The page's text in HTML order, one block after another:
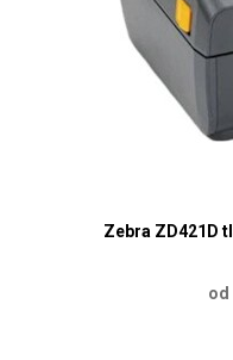
Zebra ZD421D
od